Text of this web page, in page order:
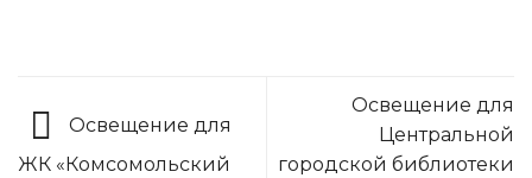
Освещение для
ЖК «Комсомольский
Освещение для
Центральной
городской библиотеки